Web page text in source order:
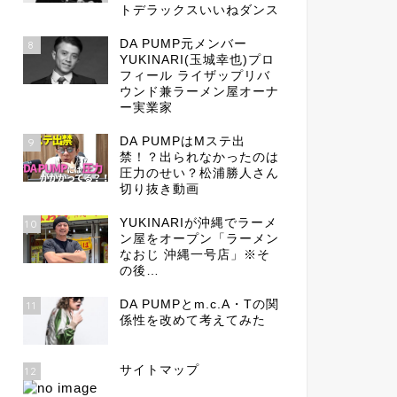
トデラックスいいねダンス
8
DA PUMP元メンバー
YUKINARI(玉城幸也)プロ
フィール ライザップリバ
ウンド兼ラーメン屋オーナ
ー実業家
9
DA PUMPはMステ出
禁！？出られなかったのは
圧力のせい？松浦勝人さん
切り抜き動画
10
YUKINARIが沖縄でラーメ
ン屋をオープン「ラーメン
なおじ 沖縄一号店」※そ
の後…
11
DA PUMPとm.c.A・Tの関
係性を改めて考えてみた
12 サイトマップ